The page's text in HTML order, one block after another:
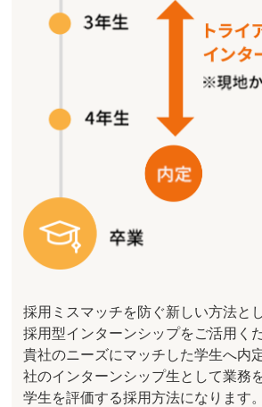
採用ミスマッチを防ぐ新しい方法と
採用型インターンシップをご活用く
貴社のニーズにマッチした学生へ内
社のインターンシップ生として業務
学生を評価する採用方法になります